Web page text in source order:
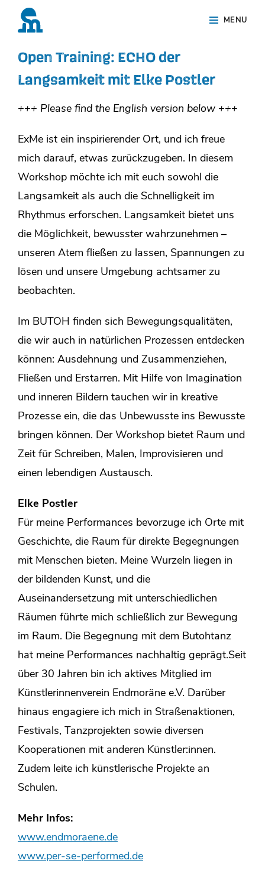
MENU
Overlay
Open Training: ECHO der
Langsamkeit mit Elke Postler
+++ Please find the English version below +++
ExMe ist ein inspirierender Ort, und ich freue
mich darauf, etwas zurückzugeben. In diesem
Workshop möchte ich mit euch sowohl die
Langsamkeit als auch die Schnelligkeit im
Rhythmus erforschen. Langsamkeit bietet uns
die Möglichkeit, bewusster wahrzunehmen –
unseren Atem fließen zu lassen, Spannungen zu
lösen und unsere Umgebung achtsamer zu
beobachten.
Im BUTOH finden sich Bewegungsqualitäten,
die wir auch in natürlichen Prozessen entdecken
können: Ausdehnung und Zusammenziehen,
Fließen und Erstarren. Mit Hilfe von Imagination
und inneren Bildern tauchen wir in kreative
Prozesse ein, die das Unbewusste ins Bewusste
bringen können. Der Workshop bietet Raum und
Zeit für Schreiben, Malen, Improvisieren und
einen lebendigen Austausch.
Elke Postler
Für meine Performances bevorzuge ich Orte mit
Geschichte, die Raum für direkte Begegnungen
mit Menschen bieten. Meine Wurzeln liegen in
der bildenden Kunst, und die
Auseinandersetzung mit unterschiedlichen
Räumen führte mich schließlich zur Bewegung
im Raum. Die Begegnung mit dem Butohtanz
hat meine Performances nachhaltig geprägt.Seit
über 30 Jahren bin ich aktives Mitglied im
Künstlerinnenverein Endmoräne e.V. Darüber
hinaus engagiere ich mich in Straßenaktionen,
Festivals, Tanzprojekten sowie diversen
Kooperationen mit anderen Künstler:innen.
Zudem leite ich künstlerische Projekte an
Schulen.
Mehr Infos:
www.endmoraene.de
www.per-se-performed.de